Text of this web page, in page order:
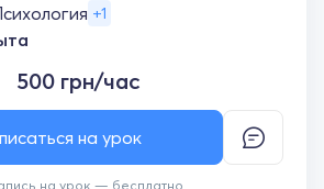
+1
500 грн/час
на урок — бесплатно
на урок